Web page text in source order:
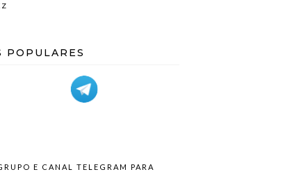
POPULARES
E CANAL TELEGRAM PARA